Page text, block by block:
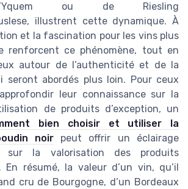
ou de Riesling
illustrent cette dynamique. À
et la fascination pour les vins plus
renforcent ce phénomène, tout en
autour de l’authenticité et de la
seront abordés plus loin. Pour ceux
leur connaissance sur la
de produits d’exception, un
bien choisir et utiliser la
noirpeut offrir un éclairage
sur la valorisation des produits
En résumé, la valeur d’un vin, qu’il
cru de Bourgogne, d’un Bordeaux